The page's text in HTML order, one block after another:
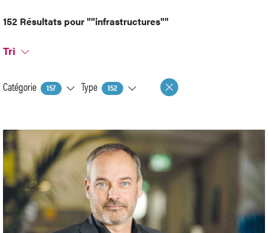
152 Résultats pour""infrastructures""
Tri
Catégorie 157 Type 152